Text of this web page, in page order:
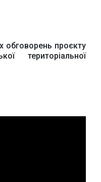
проєкту
територіальної